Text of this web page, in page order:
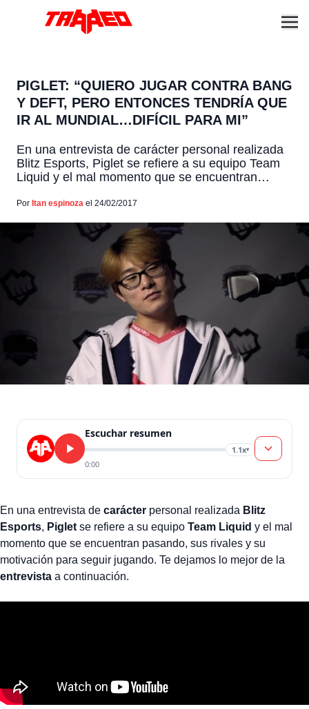
PIGLET: “QUIERO JUGAR CONTRA BANG
Y DEFT, PERO ENTONCES TENDRÍA QUE
IR AL MUNDIAL…DIFÍCIL PARA MI”
En una entrevista de carácter personal realizada
Blitz Esports, Piglet se refiere a su equipo Team
Liquid y el mal momento que se encuentran
jugando. Te dejamos lo mejor de la entrevista a
mismo? Piglet: "Yo"…. "Si solo hablamos de […]
Por Itan espinoza el 24/02/2017
Escuchar resumen
1.1x▾
0:00
En una entrevista de carácter personal realizada Blitz
Esports, Piglet se refiere a su equipo Team Liquid y el mal
momento que se encuentran pasando, sus rivales y su
motivación para seguir jugando. Te dejamos lo mejor de la
entrevista a continuación.